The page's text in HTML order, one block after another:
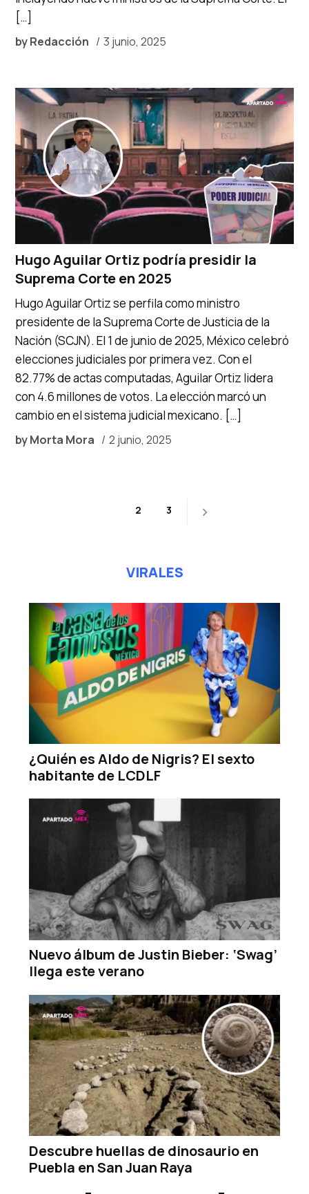
byRedacción 3 junio, 2025
[…]
Hugo Aguilar Ortiz podría presidir la
Suprema Corte en 2025
byMorta Mora 2 junio, 2025
Hugo Aguilar Ortiz se perfila como ministro
presidente de la Suprema Corte de Justicia de la
Nación (SCJN). El 1 de junio de 2025, México celebró
elecciones judiciales por primera vez. Con el
82.77% de actas computadas, Aguilar Ortiz lidera
con 4.6 millones de votos. La elección marcó un
cambio en el sistema judicial mexicano. […]
2 3
VIRALES
¿Quién es Aldo de Nigris? El sexto
habitante de LCDLF
Nuevo álbum de Justin Bieber: ‘Swag’
llega este verano
Descubre huellas de dinosaurio en
Puebla en San Juan Raya